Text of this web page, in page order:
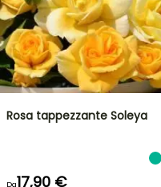
Rosa tappezzante Soleya
Da17,90 €